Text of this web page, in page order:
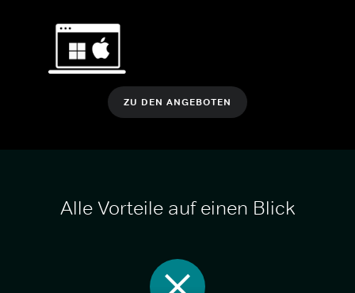
ZU DEN ANGEBOTEN
Alle Vorteile auf einen Blick